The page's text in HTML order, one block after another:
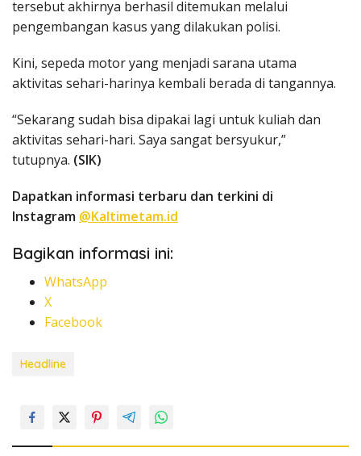
tersebut akhirnya berhasil ditemukan melalui
pengembangan kasus yang dilakukan polisi.
Kini, sepeda motor yang menjadi sarana utama
aktivitas sehari-harinya kembali berada di tangannya.
“Sekarang sudah bisa dipakai lagi untuk kuliah dan
aktivitas sehari-hari. Saya sangat bersyukur,”
tutupnya. (SIK)
Dapatkan informasi terbaru dan terkini di
Instagram @Kaltimetam.id
Bagikan informasi ini:
WhatsApp
X
Facebook
Headline